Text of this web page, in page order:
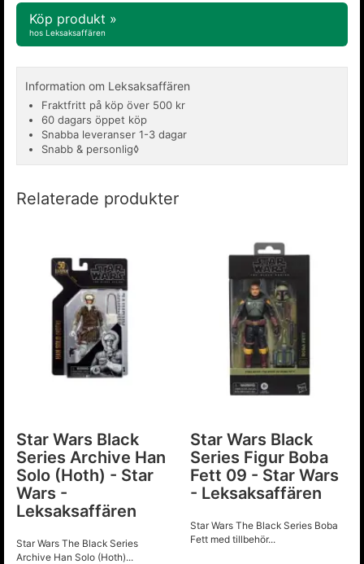
Köp produkt »
hos Leksaksaffären
Information om Leksaksaffären
Fraktfritt på köp över 500 kr
60 dagars öppet köp
Snabba leveranser 1-3 dagar
Snabb & personlig◊
Relaterade produkter
Star Wars Black
Series Archive Han
Solo (Hoth) - Star
Wars -
Leksaksaffären
Star Wars The Black Series
Archive Han Solo (Hoth)...
Star Wars Black
Series Figur Boba
Fett 09 - Star Wars
- Leksaksaffären
Star Wars The Black Series Boba
Fett med tillbehör...